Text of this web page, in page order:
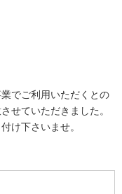
でご利用いただくとの
せていただきました。
け下さいませ。